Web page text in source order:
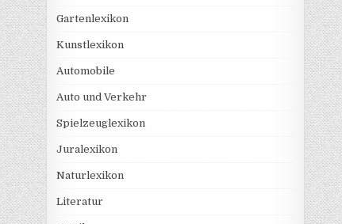
Gartenlexikon
Kunstlexikon
Automobile
Auto und Verkehr
Spielzeuglexikon
Juralexikon
Naturlexikon
Literatur